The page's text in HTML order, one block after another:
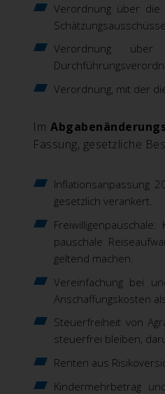
Verordnung über die
Schätzungsausschüsse
Verordnung über
Verordnung, mit der
Im
Fassung, gesetzliche
Inflationsanpassung
gesetzlich verankert.
pauschale
geltend machen.
Vereinfachung bei
Anschaffungskosten
Steuerfreiheit von
steuerfrei bleiben,
Renten aus
Kindermehrbetrag